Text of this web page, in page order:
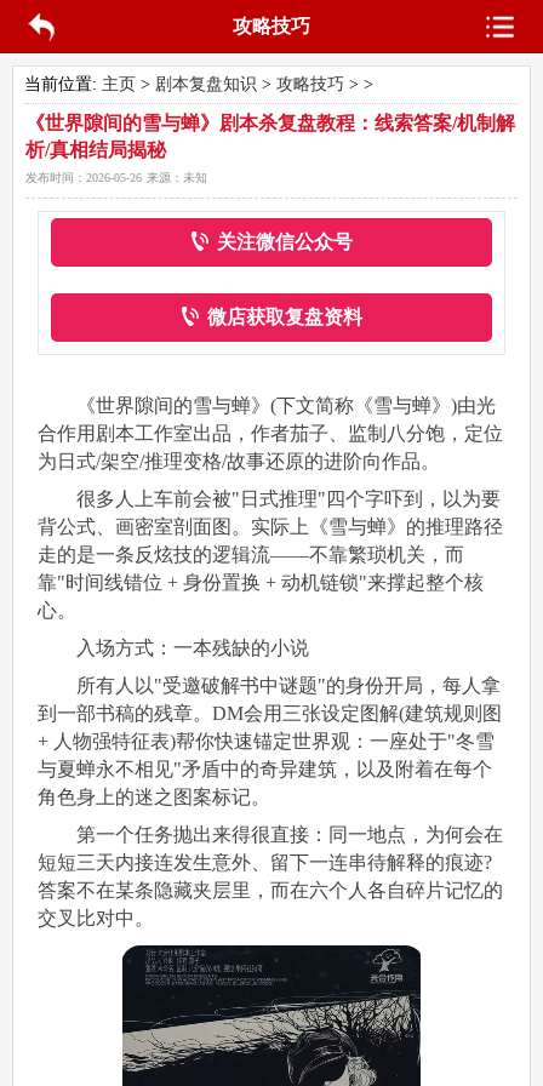
攻略技巧
当前位置: 主页 > 剧本复盘知识 > 攻略技巧 > >
《世界隙间的雪与蝉》剧本杀复盘教程：线索答案/机制解
析/真相结局揭秘
发布时间： 2026-05-26 来源： 未知
关注微信公众号
微店获取复盘资料
《世界隙间的雪与蝉》(下文简称《雪与蝉》)由光
合作用剧本工作室出品，作者茄子、监制八分饱，定位
为日式/架空/推理变格/故事还原的进阶向作品。
很多人上车前会被"日式推理"四个字吓到，以为要
背公式、画密室剖面图。实际上《雪与蝉》的推理路径
走的是一条反炫技的逻辑流——不靠繁琐机关，而
靠"时间线错位 + 身份置换 + 动机链锁"来撑起整个核
心。
入场方式：一本残缺的小说
所有人以"受邀破解书中谜题"的身份开局，每人拿
到一部书稿的残章。DM会用三张设定图解(建筑规则图
+ 人物强特征表)帮你快速锚定世界观：一座处于"冬雪
与夏蝉永不相见"矛盾中的奇异建筑，以及附着在每个
角色身上的迷之图案标记。
第一个任务抛出来得很直接：同一地点，为何会在
短短三天内接连发生意外、留下一连串待解释的痕迹?​
答案不在某条隐藏夹层里，而在六个人各自碎片记忆的
交叉比对中。